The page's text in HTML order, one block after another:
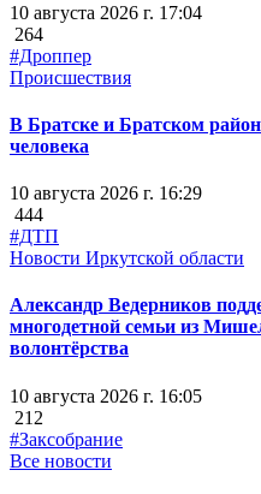
10 августа 2026 г. 17:04
264
#Дроппер
Происшествия
В Братске и Братском
человека
10 августа 2026 г. 16:29
444
#ДТП
Новости Иркутской области
Александр Ведерников
многодетной семьи из
волонтёрства
10 августа 2026 г. 16:05
212
#Заксобрание
Все новости